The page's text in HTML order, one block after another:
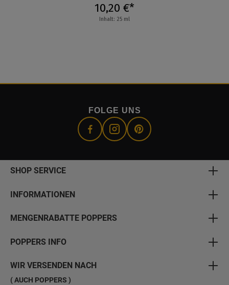
10,20 €*
Inhalt: 25 ml
FOLGE UNS
SHOP SERVICE
INFORMATIONEN
MENGENRABATTE POPPERS
POPPERS INFO
WIR VERSENDEN NACH
( AUCH POPPERS )